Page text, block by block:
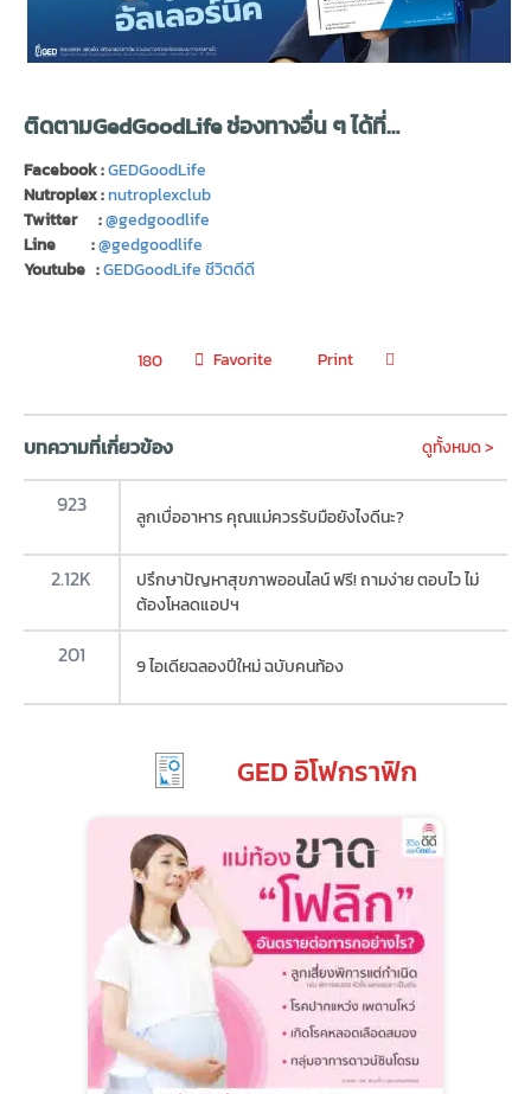
ติดตามGedGoodLife ช่องทางอื่น ๆ ได้ที่…
Facebook :GEDGoodLife
Nutroplex :nutroplexclub
Twitter :@gedgoodlife
Line :@gedgoodlife
Youtube :GEDGoodLife ชีวิตดีดี
180 Favorite Print
บทความที่เกี่ยวข้อง ดูทั้งหมด >
923 ลูกเบื่ออาหาร คุณแม่ควรรับมือยังไงดีนะ?
2.12K
ปรึกษาปัญหาสุขภาพออนไลน์ ฟรี! ถามง่าย ตอบไว ไม่
ต้องโหลดแอปฯ
201 9 ไอเดียฉลองปีใหม่ ฉบับคนท้อง
GED อิโฟกราฟิก